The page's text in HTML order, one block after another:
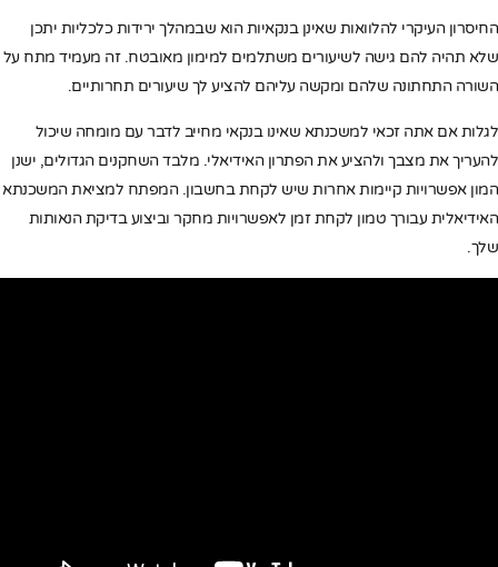
החיסרון העיקרי להלוואות שאינן בנקאיות הוא שבמהלך ירידות כלכליות יתכן
שלא תהיה להם גישה לשיעורים משתלמים למימון מאובטח. זה מעמיד מתח על
השורה התחתונה שלהם ומקשה עליהם להציע לך שיעורים תחרותיים.
לגלות אם אתה זכאי למשכנתא שאינו בנקאי מחייב לדבר עם מומחה שיכול
להעריך את מצבך ולהציע את הפתרון האידיאלי. מלבד השחקנים הגדולים, ישנן
המון אפשרויות קיימות אחרות שיש לקחת בחשבון. המפתח למציאת המשכנתא
האידיאלית עבורך טמון לקחת זמן לאפשרויות מחקר וביצוע בדיקת הנאותות
שלך.